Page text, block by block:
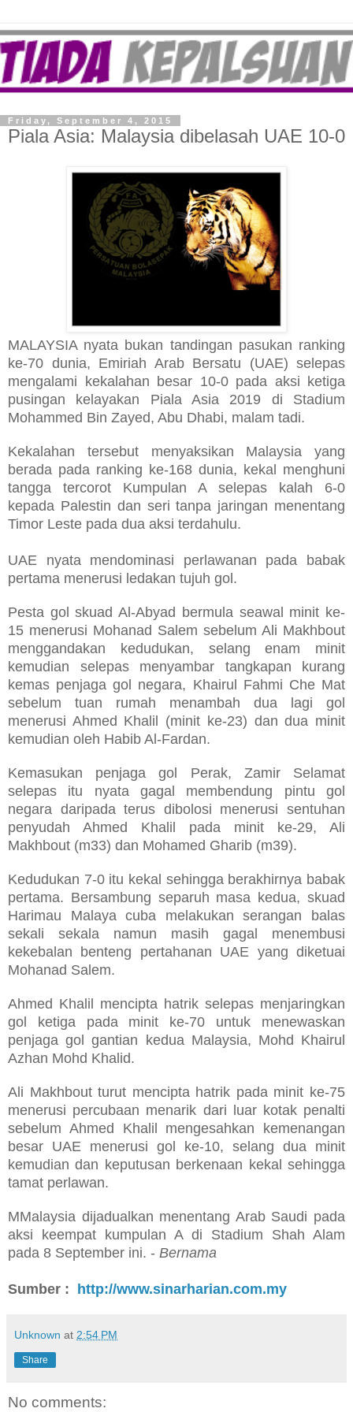
Friday, September 4, 2015
Piala Asia: Malaysia dibelasah UAE 10-0
MALAYSIA nyata bukan tandingan pasukan ranking
ke-70 dunia, Emiriah Arab Bersatu (UAE) selepas
mengalami kekalahan besar 10-0 pada aksi ketiga
pusingan kelayakan Piala Asia 2019 di Stadium
Mohammed Bin Zayed, Abu Dhabi, malam tadi.
Kekalahan tersebut menyaksikan Malaysia yang
berada pada ranking ke-168 dunia, kekal menghuni
tangga tercorot Kumpulan A selepas kalah 6-0
kepada Palestin dan seri tanpa jaringan menentang
Timor Leste pada dua aksi terdahulu.
UAE nyata mendominasi perlawanan pada babak
pertama menerusi ledakan tujuh gol.
Pesta gol skuad Al-Abyad bermula seawal minit ke-
15 menerusi Mohanad Salem sebelum Ali Makhbout
menggandakan kedudukan, selang enam minit
kemudian selepas menyambar tangkapan kurang
kemas penjaga gol negara, Khairul Fahmi Che Mat
sebelum tuan rumah menambah dua lagi gol
menerusi Ahmed Khalil (minit ke-23) dan dua minit
kemudian oleh Habib Al-Fardan.
Kemasukan penjaga gol Perak, Zamir Selamat
selepas itu nyata gagal membendung pintu gol
negara daripada terus dibolosi menerusi sentuhan
penyudah Ahmed Khalil pada minit ke-29, Ali
Makhbout (m33) dan Mohamed Gharib (m39).
Kedudukan 7-0 itu kekal sehingga berakhirnya babak
pertama. Bersambung separuh masa kedua, skuad
Harimau Malaya cuba melakukan serangan balas
sekali sekala namun masih gagal menembusi
kekebalan benteng pertahanan UAE yang diketuai
Mohanad Salem.
Ahmed Khalil mencipta hatrik selepas menjaringkan
gol ketiga pada minit ke-70 untuk menewaskan
penjaga gol gantian kedua Malaysia, Mohd Khairul
Azhan Mohd Khalid.
Ali Makhbout turut mencipta hatrik pada minit ke-75
menerusi percubaan menarik dari luar kotak penalti
sebelum Ahmed Khalil mengesahkan kemenangan
besar UAE menerusi gol ke-10, selang dua minit
kemudian dan keputusan berkenaan kekal sehingga
tamat perlawan.
MMalaysia dijadualkan menentang Arab Saudi pada
aksi keempat kumpulan A di Stadium Shah Alam
pada 8 September ini. - Bernama
Sumber : http://www.sinarharian.com.my
Unknown at 2:54 PM
Share
No comments: